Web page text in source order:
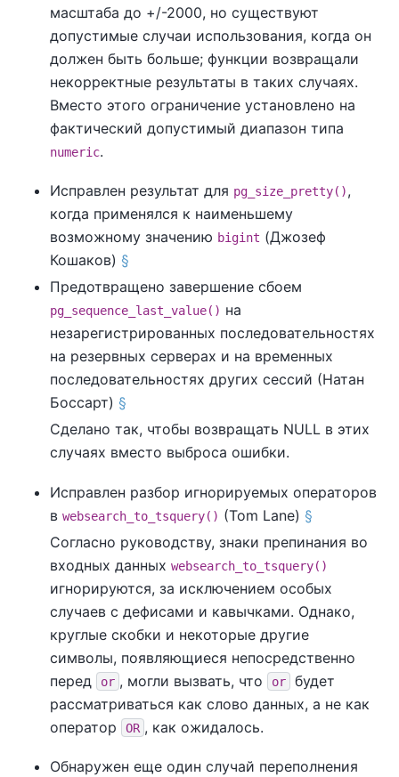
масштаба до +/-2000, но существуют
допустимые случаи использования, когда он
должен быть больше; функции возвращали
некорректные результаты в таких случаях.
Вместо этого ограничение установлено на
фактический допустимый диапазон типа
numeric.
Исправлен результат для pg_size_pretty(),
когда применялся к наименьшему
возможному значению bigint (Джозеф
Кошаков) §
Предотвращено завершение сбоем
pg_sequence_last_value() на
незарегистрированных последовательностях
на резервных серверах и на временных
последовательностях других сессий (Натан
Боссарт) §
Сделано так, чтобы возвращать NULL в этих
случаях вместо выброса ошибки.
Исправлен разбор игнорируемых операторов
в websearch_to_tsquery() (Tom Lane) §
Согласно руководству, знаки препинания во
входных данных websearch_to_tsquery()
игнорируются, за исключением особых
случаев с дефисами и кавычками. Однако,
круглые скобки и некоторые другие
символы, появляющиеся непосредственно
перед
or , могли вызвать, что or
будет
рассматриваться как слово данных, а не как
оператор
OR , как ожидалось.
Обнаружен еще один случай переполнения